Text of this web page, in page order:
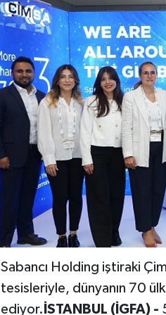
Sabancı Holding iştiraki
tesisleriyle, dünyanın 70
ediyor. İSTANBUL (İGFA) -